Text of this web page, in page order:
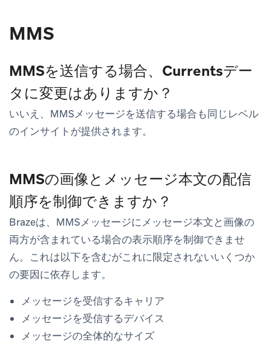
MMS
MMSを送信する場合、Currentsデー
タに変更はありますか？
いいえ、MMSメッセージを送信する場合も同じレベル
のインサイトが提供されます。
MMSの画像とメッセージ本文の配信
順序を制御できますか？
Brazeは、MMSメッセージにメッセージ本文と画像の
両方が含まれている場合の表示順序を制御できませ
ん。これは以下を含むがこれに限定されないいくつか
の要因に依存します。
メッセージを受信するキャリア
メッセージを受信するデバイス
メッセージの全体的なサイズ